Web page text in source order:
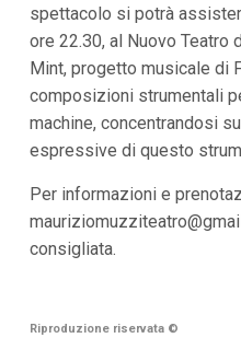
spettacolo si potrà
ore 22.30, al Nuovo Teatro
Mint, progetto musicale di
composizioni strumentali
machine, concentrandosi
espressive di questo
Per informazioni e
consigliata.
Riproduzione riservata ©